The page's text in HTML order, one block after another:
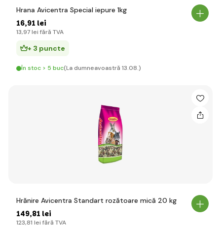
Hrana Avicentra Special iepure 1kg
16,91 lei
13,97 lei fără TVA
+ 3 puncte
În stoc > 5 buc(La dumneavoastră 13.08.)
Hrănire Avicentra Standart rozătoare mică 20 kg
149,81 lei
123,81 lei fără TVA